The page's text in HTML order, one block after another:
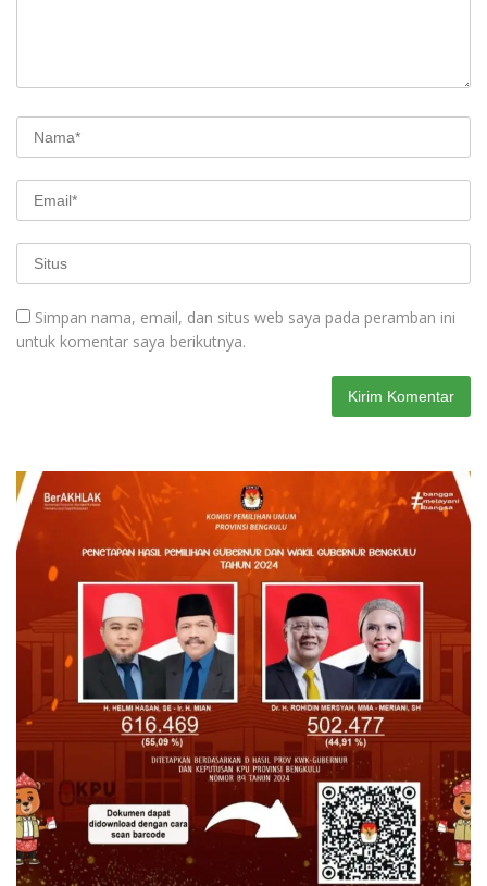
Simpan nama, email, dan situs web saya pada peramban ini
untuk komentar saya berikutnya.